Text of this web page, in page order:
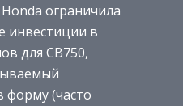
ограничила
инвестиции в
для CB750,
форму (часто